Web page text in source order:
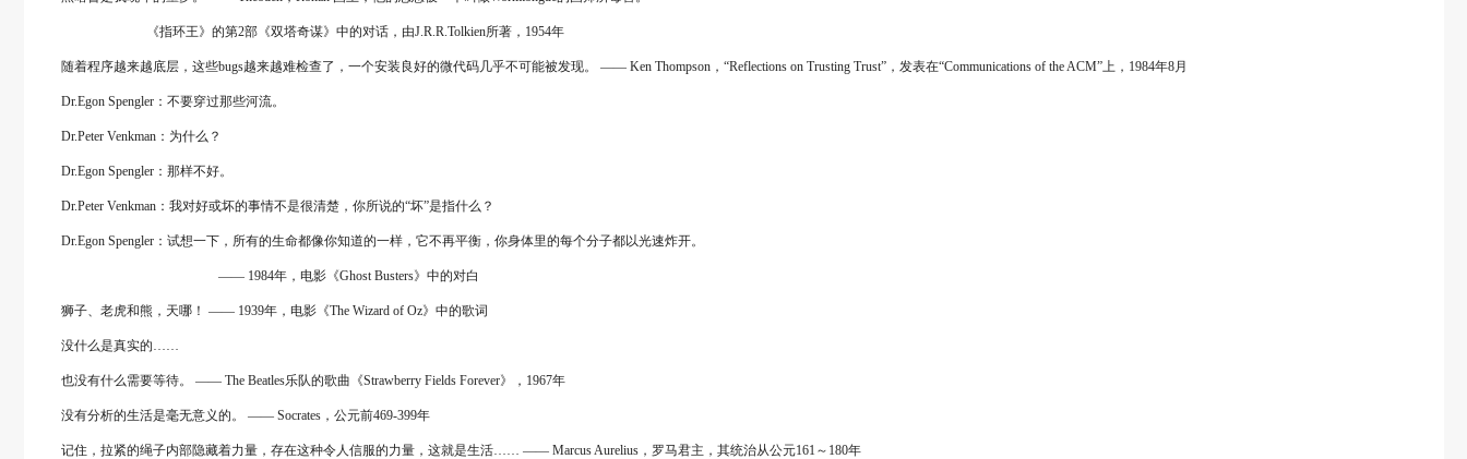
《指环王》的第2部《双塔奇谋》中的对话，由J.R.R.Tolkien所著，1954年
随着程序越来越底层，这些bugs越来越难检查了，一个安装良好的微代码几乎不可能被发现。 ―― Ken Thompson，“Reflections on Trusting Trust”，发表在“Communications of the ACM”上，1984年8月
Dr.Egon Spengler：不要穿过那些河流。
Dr.Peter Venkman：为什么？
Dr.Egon Spengler：那样不好。
Dr.Peter Venkman：我对好或坏的事情不是很清楚，你所说的“坏”是指什么？
Dr.Egon Spengler：试想一下，所有的生命都像你知道的一样，它不再平衡，你身体里的每个分子都以光速炸开。
―― 1984年，电影《Ghost Busters》中的对白
狮子、老虎和熊，天哪！ ―― 1939年，电影《The Wizard of Oz》中的歌词
没什么是真实的……
也没有什么需要等待。 ―― The Beatles乐队的歌曲《Strawberry Fields Forever》，1967年
没有分析的生活是毫无意义的。 ―― Socrates，公元前469-399年
记住，拉紧的绳子内部隐藏着力量，存在这种令人信服的力量，这就是生活…… ―― Marcus Aurelius，罗马君主，其统治从公元161～180年